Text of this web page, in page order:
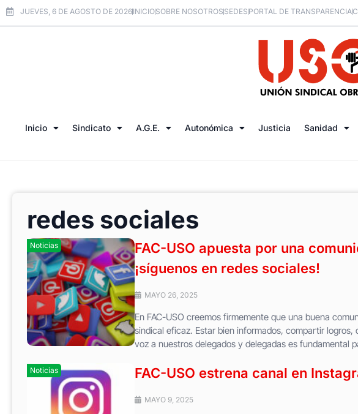
JUEVES, 6 DE AGOSTO DE 2026INICIOSOBRE NOSOTROSSEDESPORTAL DE TRANSPARENCIA
Inicio Sindicato A.G.E. Autonómica Justicia Sanidad
redes sociales
Noticias
FAC-USO apuesta por una
¡síguenos en redes sociales!
MAYO 26, 2025
En FAC-USO creemos firmemente que una buena
sindical eficaz. Estar bien informados, compartir
voz a nuestros delegados y delegadas es fundamental
Noticias FAC-USO estrena canal en
MAYO 9, 2025